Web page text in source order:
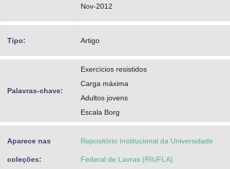
Nov-2012
Tipo: Artigo
Palavras-chave:
Exercícios resistidos
Carga máxima
Adultos jovens
Escala Borg
Aparece nas
coleções:
Repositório Institucional da Universidade
Federal de Lavras (RIUFLA)